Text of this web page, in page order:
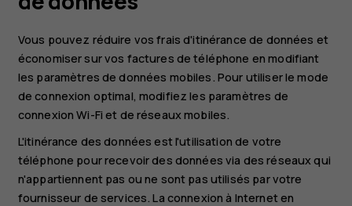
2.1
Vous pouvez réduire vos frais d'itinérance de données et
économiser sur vos factures de téléphone en modifiant
les paramètres de données mobiles. Pour utiliser le mode
de connexion optimal, modifiez les paramètres de
connexion Wi-Fi et de réseaux mobiles.
L'itinérance des données est l'utilisation de votre
téléphone pour recevoir des données via des réseaux qui
n'appartiennent pas ou ne sont pas utilisés par votre
fournisseur de services. La connexion à Internet en